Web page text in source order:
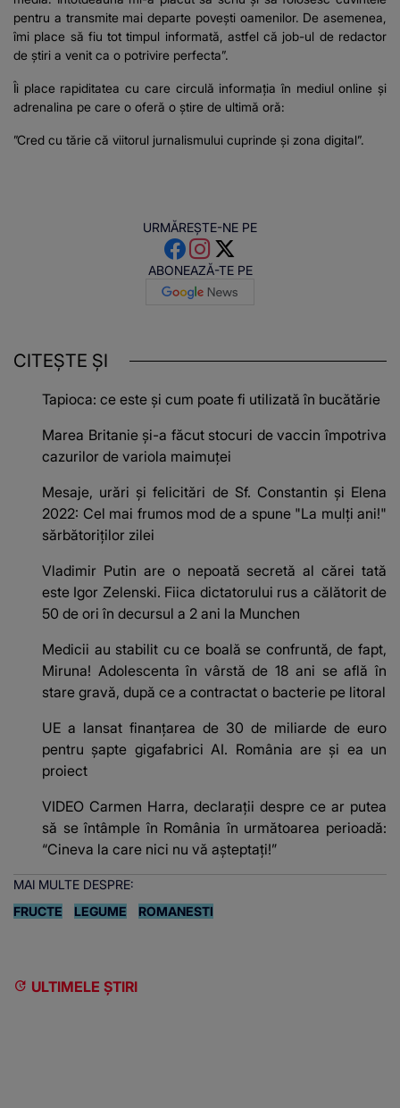
pentru a transmite mai departe povești oamenilor. De asemenea,
îmi place să fiu tot timpul informată, astfel că job-ul de redactor
de știri a venit ca o potrivire perfecta”.
Îi place rapiditatea cu care circulă informația în mediul online și
adrenalina pe care o oferă o știre de ultimă oră:
”Cred cu tărie că viitorul jurnalismului cuprinde și zona digital”.
URMĂREȘTE-NE PE
ABONEAZĂ-TE PE
CITEȘTE ȘI
Tapioca: ce este și cum poate fi utilizată în bucătărie
Marea Britanie și-a făcut stocuri de vaccin împotriva
cazurilor de variola maimuței
Mesaje, urări şi felicitări de Sf. Constantin şi Elena
2022: Cel mai frumos mod de a spune "La mulţi ani!"
sărbătoriților zilei
Vladimir Putin are o nepoată secretă al cărei tată
este Igor Zelenski. Fiica dictatorului rus a călătorit de
50 de ori în decursul a 2 ani la Munchen
Medicii au stabilit cu ce boală se confruntă, de fapt,
Miruna! Adolescenta în vârstă de 18 ani se află în
stare gravă, după ce a contractat o bacterie pe litoral
UE a lansat finanțarea de 30 de miliarde de euro
pentru șapte gigafabrici AI. România are și ea un
proiect
VIDEO Carmen Harra, declarații despre ce ar putea
să se întâmple în România în următoarea perioadă:
“Cineva la care nici nu vă așteptați!”
MAI MULTE DESPRE:
FRUCTE
LEGUME ROMANESTI
ULTIMELE ȘTIRI